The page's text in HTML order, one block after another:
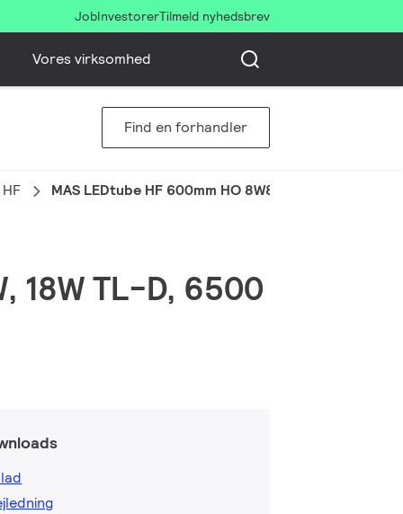
JobInvestorerTilmeld nyhedsbrev
Vores virksomhed
Find en forhandler
MAS LEDtube HF 600mm HO 8W865 T8
18W TL-D, 6500